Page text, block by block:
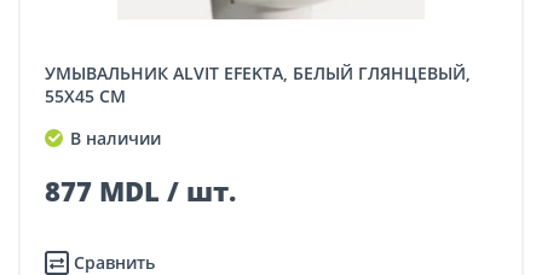
УМЫВАЛЬНИК ALVIT EFEKTA, БЕЛЫЙ ГЛЯНЦЕВЫЙ,
55X45 СМ
В наличии
877 MDL / шт.
Сравнить